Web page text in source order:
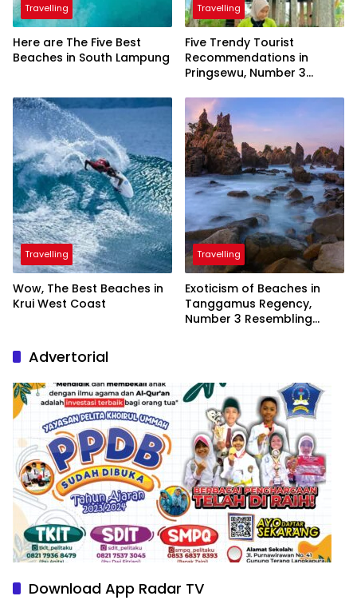
Travelling
Here are The Five Best
Beaches in South Lampung
Travelling
Five Trendy Tourist
Recommendations in
Pringsewu, Number 3
President
Travelling
Wow, The Best Beaches in
Krui West Coast
Travelling
Exoticism of Beaches in
Tanggamus Regency,
Number 3 Resembling
Advertorial
Download App Radar TV